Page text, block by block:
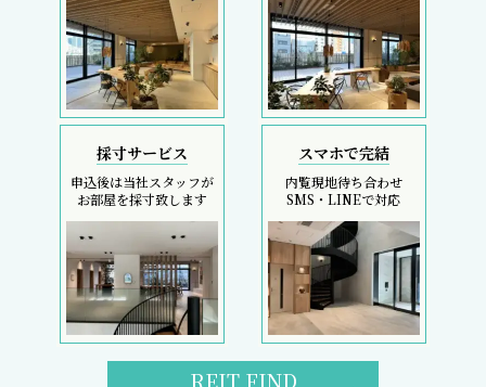
採寸サービス
申込後は当社スタッフが
お部屋を採寸致します
スマホで完結
内覧現地待ち合わせ
SMS・LINEで対応
REIT FIND